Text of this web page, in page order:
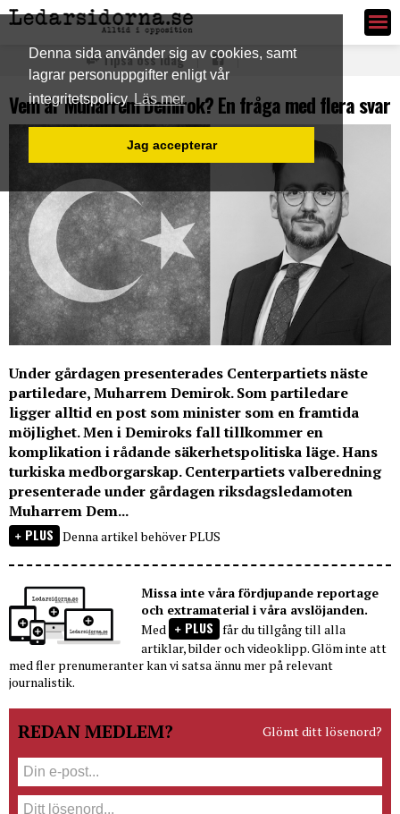
Denna sida använder sig av cookies, samt
lagrar personuppgifter enligt vår
integritetspolicy Läs mer
Jag accepterar
Ledarsidorna.se
Tipsa oss idag
Vem är Muharrem Demirok? En fråga med flera svar
Under gårdagen presenterades Centerpartiets näste
partiledare, Muharrem Demirok. Som partiledare
ligger alltid en post som minister som en framtida
möjlighet. Men i Demiroks fall tillkommer en
komplikation i rådande säkerhetspolitiska läge. Hans
turkiska medborgarskap. Centerpartiets valberedning
presenterade under gårdagen riksdagsledamoten
Muharrem Dem...
PLUS Denna artikel behöver PLUS
Missa inte våra fördjupande reportage
och extramaterial i våra avslöjanden.
Med
PLUS får du tillgång till alla
artiklar, bilder och videoklipp. Glöm inte att
med fler prenumeranter kan vi satsa ännu mer på relevant
journalistik.
REDAN MEDLEM? Glömt ditt lösenord?